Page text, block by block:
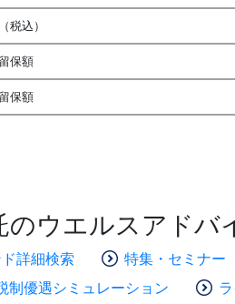
税込）
保額
保額
のウエルスアドバ
詳細検索 特集・セミナー
制優遇シミュレーション